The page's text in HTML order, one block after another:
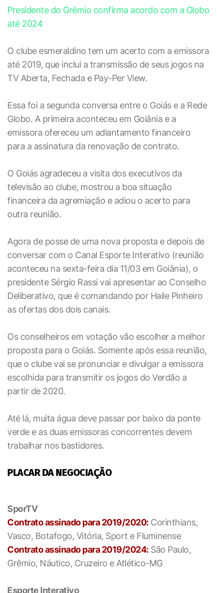
Presidente do Grêmio confirma acordo com a Globo
até 2024
O clube esmeraldino tem um acerto com a emissora
até 2019, que inclui a transmissão de seus jogos na
TV Aberta, Fechada e Pay-Per View.
Essa foi a segunda conversa entre o Goiás e a Rede
Globo. A primeira aconteceu em Goiânia e a
emissora ofereceu um adiantamento financeiro
para a assinatura da renovação de contrato.
O Goiás agradeceu a visita dos executivos da
televisão ao clube, mostrou a boa situação
financeira da agremiação e adiou o acerto para
outra reunião.
Agora de posse de uma nova proposta e depois de
conversar com o Canal Esporte Interativo (reunião
aconteceu na sexta-feira dia 11/03 em Goiânia), o
presidente Sérgio Rassi vai apresentar ao Conselho
Deliberativo, que é comandando por Haile Pinheiro
as ofertas dos dois canais.
Os conselheiros em votação vão escolher a melhor
proposta para o Goiás. Somente após essa reunião,
que o clube vai se pronunciar e divulgar a emissora
escolhida para transmitir os jogos do Verdão a
partir de 2020.
Até lá, muita água deve passar por baixo da ponte
verde e as duas emissoras concorrentes devem
trabalhar nos bastidores.
PLACAR DA NEGOCIAÇÃO
SporTV
Contrato assinado para 2019/2020:Corinthians,
Vasco, Botafogo, Vitória, Sport e Fluminense
Contrato assinado para 2019/2024:São Paulo,
Grêmio, Náutico, Cruzeiro e Atlético-MG
Esporte Interativo